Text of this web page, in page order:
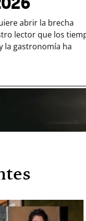
abrir la brecha
lector que los
la gastronomía ha